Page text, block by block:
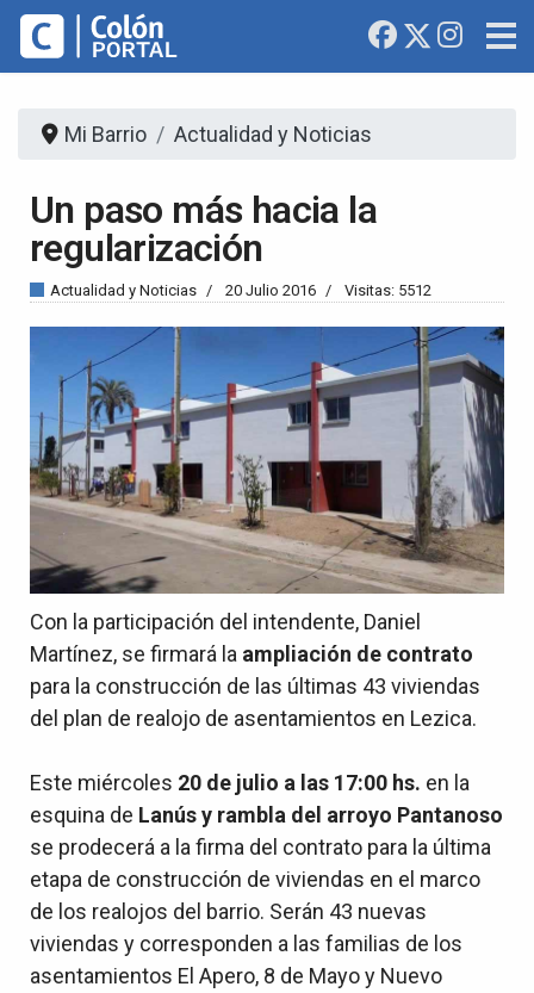
Mi Barrio Actualidad y Noticias
Un paso más hacia la
regularización
Actualidad y Noticias 20 Julio 2016 Visitas: 5512
Con la participación del intendente, Daniel
Martínez, se firmará la ampliación de contrato
para la construcción de las últimas 43 viviendas
del plan de realojo de asentamientos en Lezica.
Este miércoles 20 de julio a las 17:00 hs. en la
esquina de Lanús y rambla del arroyo Pantanoso
se prodecerá a la firma del contrato para la última
etapa de construcción de viviendas en el marco
de los realojos del barrio. Serán 43 nuevas
viviendas y corresponden a las familias de los
asentamientos El Apero, 8 de Mayo y Nuevo